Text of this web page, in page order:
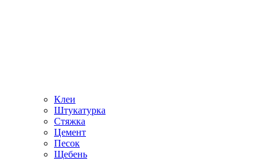
Клеи
Штукатурка
Стяжка
Цемент
Песок
Щебень